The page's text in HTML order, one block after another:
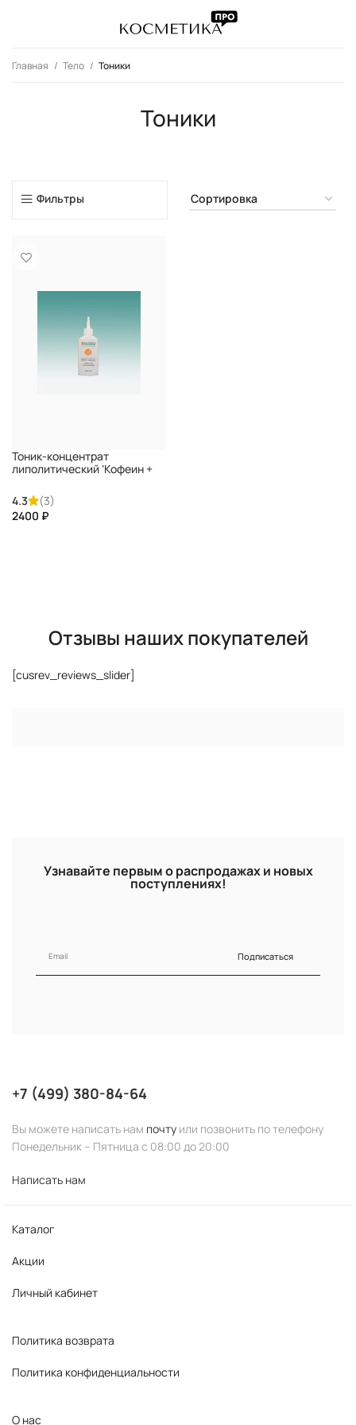
Главная Тело Тоники
Тоники
Фильтры
Тоник-концентрат
липолитический ‘Кофеин +
4.3
(3)
₽
Отзывы наших покупателей
[cusrev_reviews_slider]
Узнавайте первым о распродажах и новых
поступлениях!
Подписаться
О нас
Политика возврата
Политика конфиденциальности
Каталог
Акции
Личный кабинет
+7 (499) 380-84-64
Вы можете написать нам почту или позвонить по телефону
Понедельник – Пятница с 08:00 до 20:00
Написать нам